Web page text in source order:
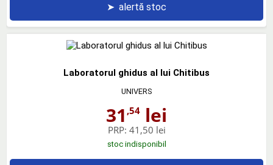
➤ alertă stoc
Laboratorul ghidus al lui Chitibus
UNIVERS
31 ,54 lei
PRP: 41,50 lei
stoc indisponibil